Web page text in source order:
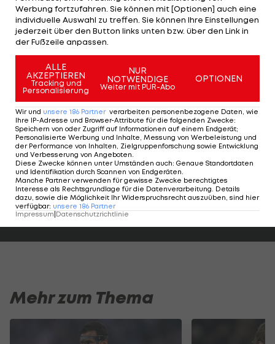
ÖFB-Legionäre im Check:
Konstantin Kerschbaumer (Heidenheim): bis zur 79.
Minute
Lukas Gugganig (Osnabrück): 90 Minuten
Dominik Wydra (Braunschweig): 90 Minuten
HIGHLIGHTS: LASK - SK Sturm Graz
Fußball - Frauen-Bundesliga
FC Blau-Weiß Linz
Mehr zum Thema
Werbung fortzufahren. Sie können mit [Optionen] auch eine
individuelle Auswahl zu treffen. Sie können Ihre Einstellungen
jederzeit über den Button links unten bzw. über den Link in
der Fußzeile anpassen.
ALLE
AKZEPTIEREN
Tracking und
Personalisierung
NUR
NOTWENDIGE
Weiter mit PUR-Abo
OPTIONEN
Wir und unsere 186 Partner verarbeiten personenbezogene Daten, wie
Ihre IP-Adresse und Browser-Attribute für die folgenden Zwecke:
Speichern von oder Zugriff auf Informationen auf einem Endgerät;
Personalisierte Werbung und Inhalte, Messung von Werbeleistung und
der Performance von Inhalten, Zielgruppenforschung sowie Entwicklung
und Verbesserung von Angeboten
Diese Zwecke können unter Umständen auch: Genaue Standortdaten
und Identifikation durch Scannen von Endgeräten
Manche Partner verwenden für gewisse Zwecke berechtigtes
Interesse als Rechtsgrundlage für die Datenverarbeitung. Details
dazu, sowie die Möglichkeit Ihr Widerspruchsrecht auszuüben, sind hier
verfügbar: unsere 186 Partner
Impressum|Datenschutzrichtlinie